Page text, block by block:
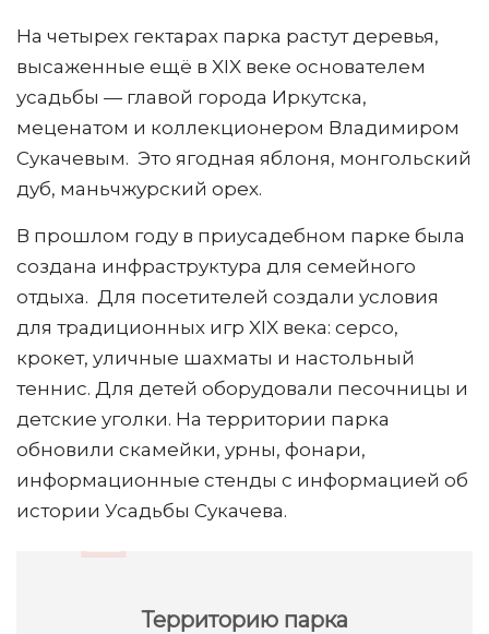
На четырех гектарах парка растут деревья,
высаженные ещё в XIX веке основателем
усадьбы — главой города Иркутска,
меценатом и коллекционером Владимиром
Сукачевым. Это ягодная яблоня, монгольский
дуб, маньчжурский орех.
В прошлом году в приусадебном парке была
создана инфраструктура для семейного
отдыха. Для посетителей создали условия
для традиционных игр XIX века: серсо,
крокет, уличные шахматы и настольный
теннис. Для детей оборудовали песочницы и
детские уголки. На территории парка
обновили скамейки, урны, фонари,
информационные стенды с информацией об
истории Усадьбы Сукачева.
Территорию парка